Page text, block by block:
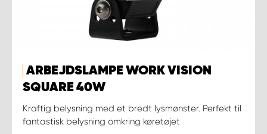
ARBEJDSLAMPE WORK VISION
SQUARE 40W
Kraftig belysning med et bredt lysmønster. Perfekt til
fantastisk belysning omkring køretøjet